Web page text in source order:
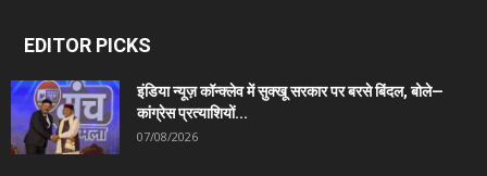
EDITOR PICKS
इंडिया न्यूज़ कॉन्क्लेव में सुक्खू सरकार पर बरसे बिंदल, बोले—
कांग्रेस प्रत्याशियों...
07/08/2026